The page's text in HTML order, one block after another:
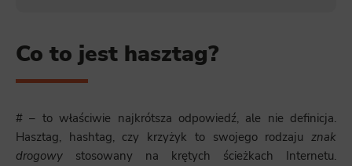
Co to jest hasztag?
# – to właściwie najkrótsza odpowiedź, ale nie definicja.
Hasztag, hashtag, czy krzyżyk to swojego rodzaju znak
drogowy stosowany na krętych ścieżkach Internetu.